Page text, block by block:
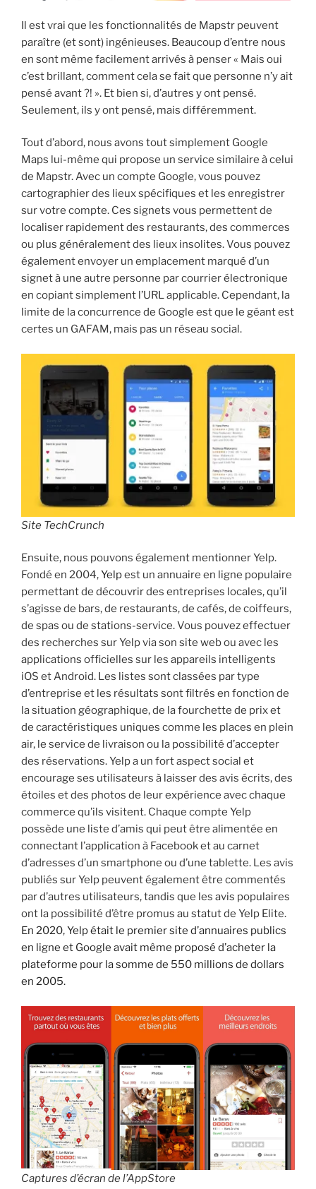
Il est vrai que les fonctionnalités de Mapstr peuvent
paraître (et sont) ingénieuses. Beaucoup d’entre nous
en sont même facilement arrivés à penser « Mais oui
c’est brillant, comment cela se fait que personne n’y ait
pensé avant ?! ». Et bien si, d’autres y ont pensé.
Seulement, ils y ont pensé, mais différemment.
Tout d’abord, nous avons tout simplement Google
Maps lui-même qui propose un service similaire à celui
de Mapstr. Avec un compte Google, vous pouvez
cartographier des lieux spécifiques et les enregistrer
sur votre compte. Ces signets vous permettent de
localiser rapidement des restaurants, des commerces
ou plus généralement des lieux insolites. Vous pouvez
également envoyer un emplacement marqué d’un
signet à une autre personne par courrier électronique
en copiant simplement l’URL applicable. Cependant, la
limite de la concurrence de Google est que le géant est
certes un GAFAM, mais pas un réseau social.
Site TechCrunch
Ensuite, nous pouvons également mentionner Yelp.
Fondé en 2004,Yelpest un annuaire en ligne populaire
permettant de découvrir des entreprises locales, qu’il
s’agisse de bars, de restaurants, de cafés, de coiffeurs,
de spas ou de stations-service. Vous pouvez effectuer
des recherches sur Yelp via son site web ou avec les
applications officielles sur les appareils intelligents
iOS et Android. Les listes sont classées par type
d’entreprise et les résultats sont filtrés en fonction de
la situation géographique, de la fourchette de prix et
de caractéristiques uniques comme les places en plein
air, le service de livraison ou la possibilité d’accepter
des réservations. Yelp a un fort aspect social et
encourage ses utilisateurs à laisser des avis écrits, des
étoiles et des photos de leur expérience avec chaque
commerce qu’ils visitent. Chaque compte Yelp
possède une liste d’amis qui peut être alimentée en
connectant l’application à Facebook et au carnet
d’adresses d’un smartphone ou d’une tablette. Les avis
publiés sur Yelp peuvent également être commentés
par d’autres utilisateurs, tandis que les avis populaires
ont la possibilité d’être promus au statut de Yelp Elite.
En 2020, Yelp était le premier site d’annuaires publics
en ligne et Google avait même proposé d’acheter la
plateforme pour la somme de 550 millions de dollars
en 2005.
Captures d’écran de l’AppStore